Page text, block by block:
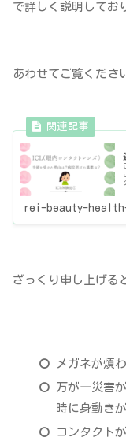
で詳しく説明してお
あわせてご覧くださ
rei-beauty-
ざっくり申し上げる
メガネが煩
万が一災害
時に身動き
コンタクト